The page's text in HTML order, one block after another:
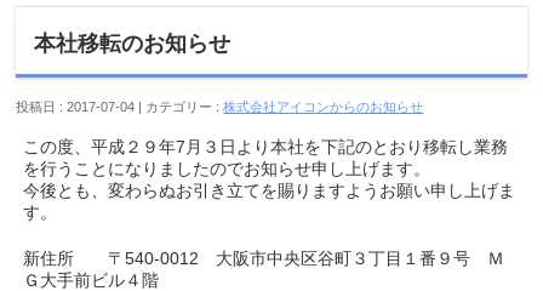
本社移転のお知らせ
投稿日 : 2017-07-04 カテゴリー :株式会社アイコンからのお知らせ
この度、平成２９年7月３日より本社を下記のとおり移転し業務
を行うことになりましたのでお知らせ申し上げます。
今後とも、変わらぬお引き立てを賜りますようお願い申し上げま
す。
新住所 〒540-0012 大阪市中央区谷町３丁目１番９号 Ｍ
Ｇ大手前ビル４階